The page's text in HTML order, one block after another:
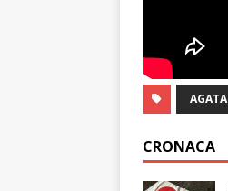
AGATA
CRONACA